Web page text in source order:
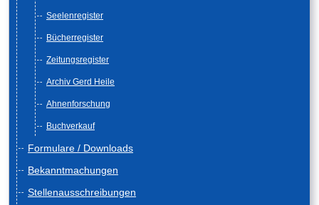
Seelenregister
Bücherregister
Zeitungsregister
Archiv Gerd Heile
Ahnenforschung
Buchverkauf
Formulare / Downloads
Bekanntmachungen
Stellenausschreibungen